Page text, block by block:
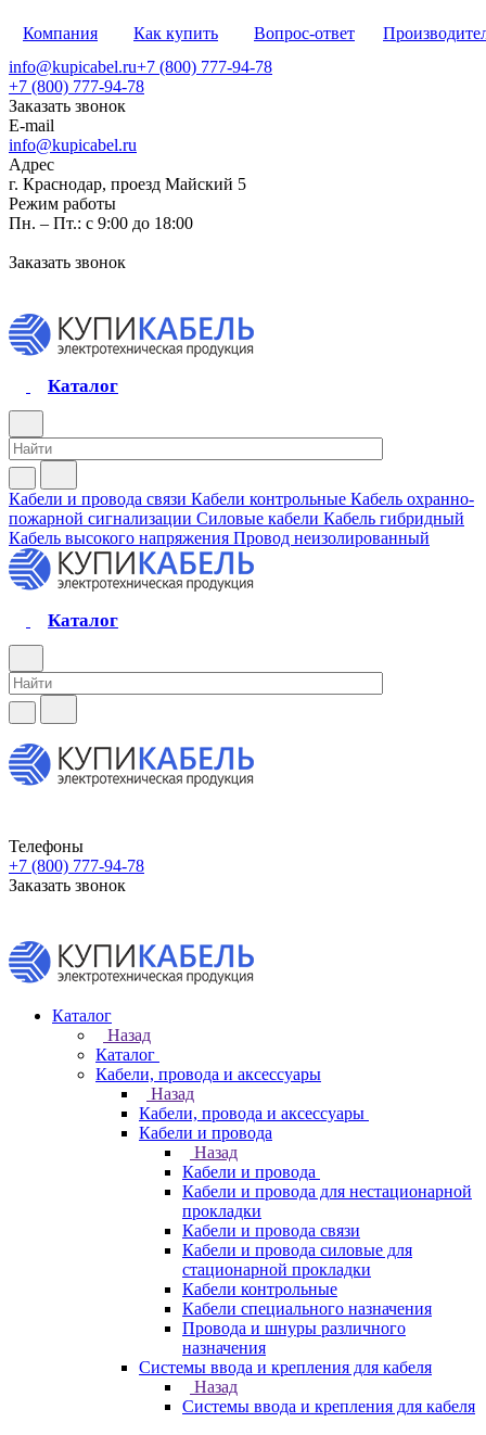
Компания Как купить Вопрос-ответ
info@kupicabel.ru+7 (800) 777-94-78
+7 (800) 777-94-78
Заказать звонок
E-mail
info@kupicabel.ru
Адрес
г. Краснодар, проезд Майский 5
Режим работы
Пн. – Пт.: с 9:00 до 18:00
Заказать звонок
Каталог
Кабели и провода связи Кабели контрольные Кабель охранно-
пожарной сигнализации Силовые кабели Кабель гибридный
Кабель высокого напряжения Провод неизолированный
Каталог
Телефоны
+7 (800) 777-94-78
Заказать звонок
Каталог
Назад
Каталог
Кабели, провода и аксессуары
Назад
Кабели, провода и аксессуары
Кабели и провода
Назад
Кабели и провода
Кабели и провода для нестационарной
прокладки
Кабели и провода связи
Кабели и провода силовые для
стационарной прокладки
Кабели контрольные
Кабели специального назначения
Провода и шнуры различного
назначения
Системы ввода и крепления для кабеля
Назад
Системы ввода и крепления для кабеля